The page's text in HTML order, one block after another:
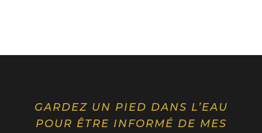
GARDEZ UN PIED DANS L’EAU
POUR ÊTRE INFORMÉ DE MES